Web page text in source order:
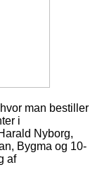
man bestiller
i
Nyborg,
Bygma og 10-
af